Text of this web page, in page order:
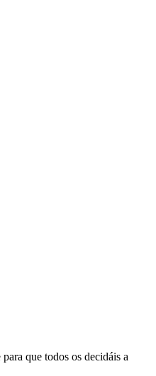
que todos os decidáis a